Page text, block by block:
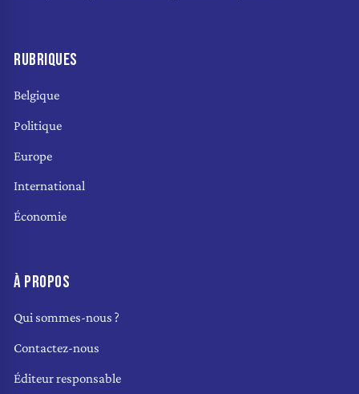
RUBRIQUES
Belgique
Politique
Europe
International
Économie
À PROPOS
Qui sommes-nous ?
Contactez-nous
Éditeur responsable